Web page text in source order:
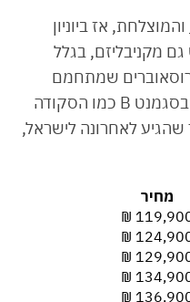
והמוצלחת, אז ביוניון
מקניבליזם, בגלל
שמתחמם
כולו, וכבר עמוס במתחרות גם בסגמנט B כמו הסקודה
רנו קפצ'ור שהגיע לאחרונה לישראל,
מחיר
119,900
124,900
129,900
134,900
136,900